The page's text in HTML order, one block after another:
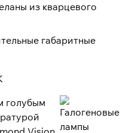
из кварцевого
габаритные
голубым